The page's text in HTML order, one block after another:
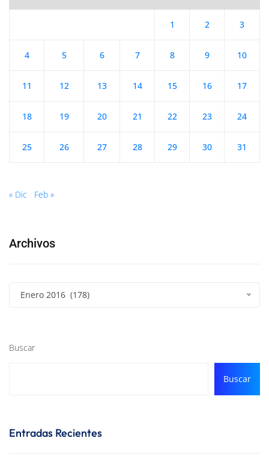
1 2 3
4 5 6 7 8 9 10
11 12 13 14 15 16 17
18 19 20 21 22 23 24
25 26 27 28 29 30 31
« Dic Feb »
Archivos
Enero 2016 (178)
Buscar
Buscar
Entradas Recientes